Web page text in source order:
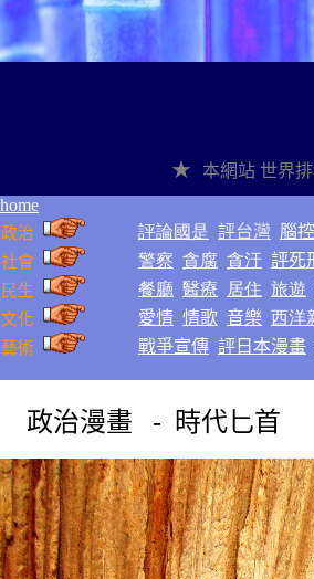
★
本網站 世界
home
政治 評論國是 評台灣 腦
社會 警察 貪腐 貪汙 評死
民生 餐廳 醫療 居住 旅遊
文化 愛情 情歌 音樂 西洋
藝術 戰爭宣傳 評日本漫畫
政治漫畫 - 時代